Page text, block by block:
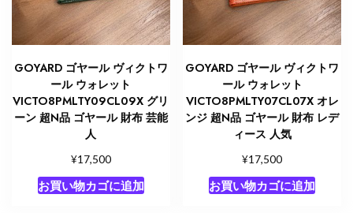
GOYARD ゴヤール ヴィクトワ
ール ウォレット
VICTO8PMLTY09CL09X グリ
ーン 超N品 ゴヤール 財布 芸能
人
¥17,500
お買い物カゴに追加
GOYARD ゴヤール ヴィクトワ
ール ウォレット
VICTO8PMLTY07CL07X オレ
ンジ 超N品 ゴヤール 財布 レデ
ィース 人気
¥17,500
お買い物カゴに追加